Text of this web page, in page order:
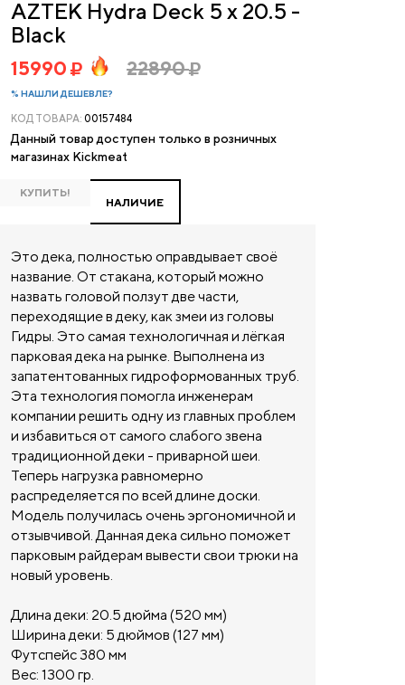
AZTEK Hydra Deck 5 x 20.5 -
Black
15990 22890
% НАШЛИ ДЕШЕВЛЕ?
КОД ТОВАРА: 00157484
Данный товар доступен только в розничных
магазинах Kickmeat
КУПИТЬ!
НАЛИЧИЕ
Это дека, полностью оправдывает своё
название. От стакана, который можно
назвать головой ползут две части,
переходящие в деку, как змеи из головы
Гидры. Это самая технологичная и лёгкая
парковая дека на рынке. Выполнена из
запатентованных гидроформованных труб.
Эта технология помогла инженерам
компании решить одну из главных проблем
и избавиться от самого слабого звена
традиционной деки - приварной шеи.
Теперь нагрузка равномерно
распределяется по всей длине доски.
Модель получилась очень эргономичной и
отзывчивой. Данная дека сильно поможет
парковым райдерам вывести свои трюки на
новый уровень.
Длина деки: 20.5 дюйма (520 мм)
Ширина деки: 5 дюймов (127 мм)
Футспейс 380 мм
Вес: 1300 гр.